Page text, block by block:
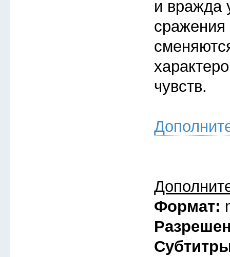
и вражда
сражения
чувств.
Формат: